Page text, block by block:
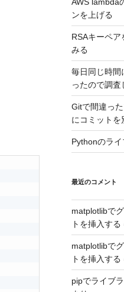
AWS lambda
ンを上げる
RSAキーペ
みる
毎日同じ時間
ったので調査
Gitで間違っ
にコミットを
Pythonのラ
最近のコメント
matplotlibで
トを挿入する
matplotlibで
トを挿入する
pipでライブ